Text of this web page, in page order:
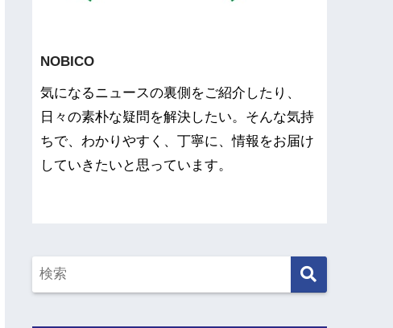
NOBICO
気になるニュースの裏側をご紹介したり、
日々の素朴な疑問を解決したい。そんな気持
ちで、わかりやすく、丁寧に、情報をお届け
していきたいと思っています。